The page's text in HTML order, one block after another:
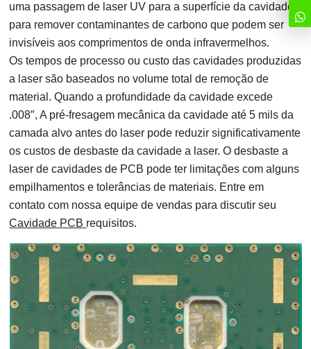
uma passagem de laser UV para a superfície da cavidade
para remover contaminantes de carbono que podem ser
invisíveis aos comprimentos de onda infravermelhos.
Os tempos de processo ou custo das cavidades produzidas
a laser são baseados no volume total de remoção de
material. Quando a profundidade da cavidade excede
.008″, A pré-fresagem mecânica da cavidade até 5 mils da
camada alvo antes do laser pode reduzir significativamente
os custos de desbaste da cavidade a laser. O desbaste a
laser de cavidades de PCB pode ter limitações com alguns
empilhamentos e tolerâncias de materiais. Entre em
contato com nossa equipe de vendas para discutir seu
Cavidade PCB requisitos.